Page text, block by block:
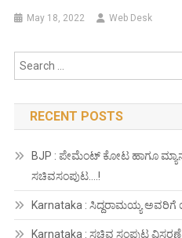
May 18, 2022 Web Desk
RECENT POSTS
BJP : ಪೇಮೆಂಟ್ ಕೋಟ ಹಾಗೂ
ಸಚಿವಸಂಪುಟ….!
Karnataka : ಸಿದ್ದರಾಮಯ್ಯ
Karnataka : ಸಚಿವ ಸಂಪುಟ ವಿಸ್ತರಣೆ